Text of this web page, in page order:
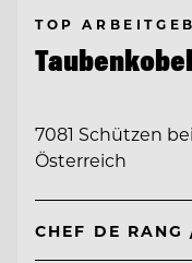
TOP
Taubenkobel
7081 Schützen
Österreich
CHEF DE RANG